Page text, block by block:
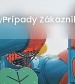
Prípady